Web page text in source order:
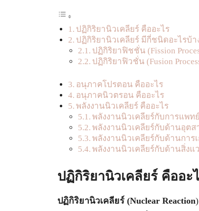
ปฏิกิริยานิวเคลียร์ คืออะไร
ปฏิกิริยานิวเคลียร์ มีกี่ชนิดอะไรบ้า
ปฏิกิริยาฟิชชั่น (Fission
ปฏิกิริยาฟิวชั่น (Fusion
อนุภาคโปรตอน คืออะไร
อนุภาคนิวตรอน คืออะไร
พลังงานนิวเคลียร์ คืออะไร
พลังงานนิวเคลียร์กับการแพทย์
พลังงานนิวเคลียร์กับด้านอุตส
พลังงานนิวเคลียร์กับด้านการ
พลังงานนิวเคลียร์กับด้านสิ่งแ
ปฏิกิริยานิวเคลียร์ คืออะ
ปฏิกิริยานิวเคลียร์ (Nuclear Reaction